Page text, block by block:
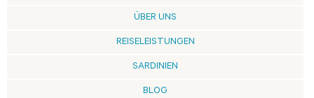
ÜBER UNS
REISELEISTUNGEN
SARDINIEN
BLOG